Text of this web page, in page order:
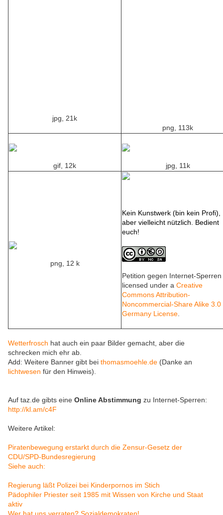
jpg, 21k
png, 113k
gif, 12k jpg, 11k
png, 12 k
Kein Kunstwerk (bin kein Profi),
aber vielleicht nützlich. Bedient
euch!
Petition gegen Internet-Sperren
licensed under a Creative
Commons Attribution-
Noncommercial-Share Alike 3.0
Germany License
Wetterfrosch hat auch ein paar Bilder gemacht, aber die
schrecken mich ehr ab.
Add: Weitere Banner gibt bei thomasmoehle.de (Danke an
lichtwesen für den Hinweis).
Auf taz.de gibts eine Online Abstimmung zu Internet-Sperren:
http://kl.am/c4F
Weitere Artikel:
Piratenbewegung erstarkt durch die Zensur-Gesetz der
CDU/SPD-Bundesregierung
Siehe auch:
Regierung läßt Polizei bei Kinderpornos im Stich
Pädophiler Priester seit 1985 mit Wissen von Kirche und Staat
aktiv